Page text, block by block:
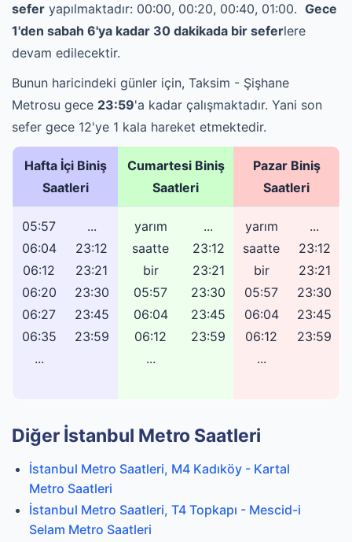
sefer yapılmaktadır: 00:00, 00:20, 00:40, 01:00. Gece
1'den sabah 6'ya kadar 30 dakikada bir seferlere
devam edilecektir.
Bunun haricindeki günler için, Taksim - Şişhane
Metrosu gece 23:59'a kadar çalışmaktadır. Yani son
sefer gece 12'ye 1 kala hareket etmektedir.
Hafta İçi Biniş
Saatleri
Cumartesi Biniş
Saatleri
Pazar Biniş
Saatleri
05:57
06:04
06:12
06:20
06:27
06:35
...
...
23:12
23:21
23:30
23:45
23:59
yarım
saatte
bir
05:57
06:04
06:12
...
...
23:12
23:21
23:30
23:45
23:59
yarım
saatte
bir
05:57
06:04
06:12
...
...
23:12
23:21
23:30
23:45
23:59
Diğer İstanbul Metro Saatleri
İstanbul Metro Saatleri, M4 Kadıköy - Kartal
Metro Saatleri
İstanbul Metro Saatleri, T4 Topkapı - Mescid-i
Selam Metro Saatleri